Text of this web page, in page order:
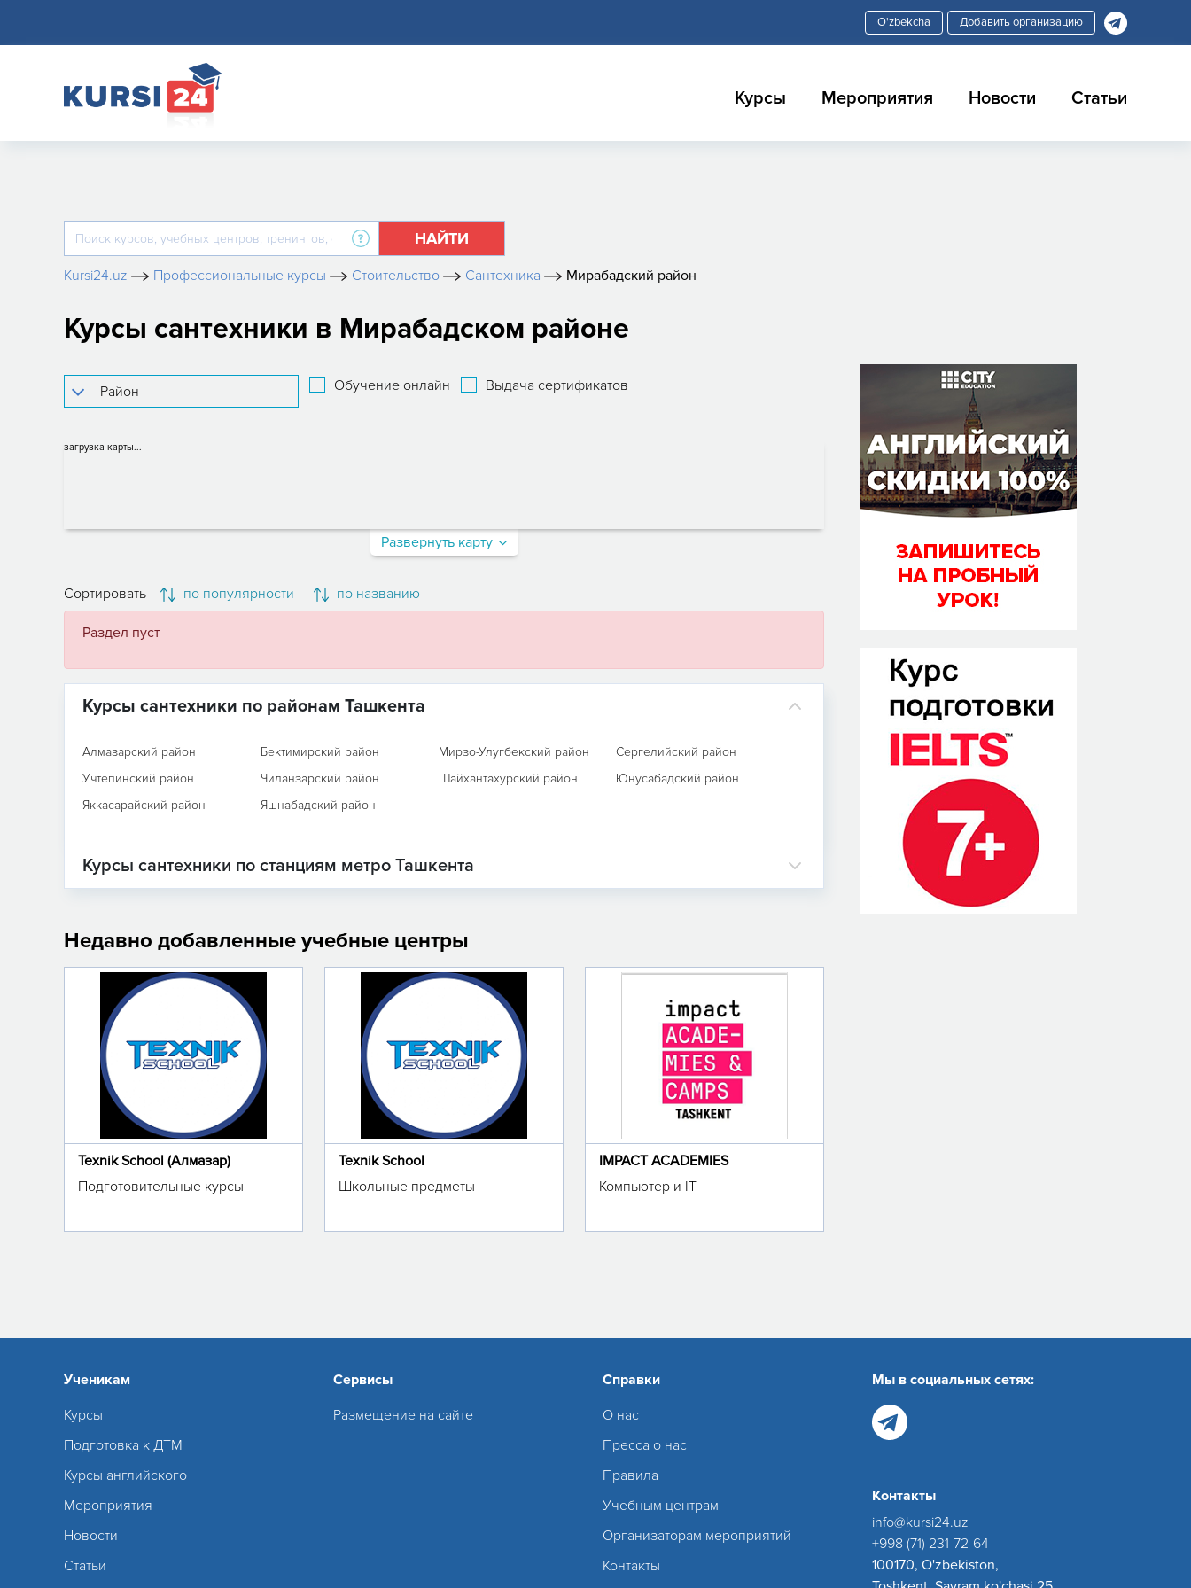
Добавить организацию
Курсы Мероприятия Новости Статьи
Kursi24.uz Профессиональные курсы Стоительство Сантехника Мирабадский район
НАЙТИ
Курсы сантехники в Мирабадском районе
Обучение онлайн Выдача сертификатов
загрузка карты...
Развернуть карту
Сортировать по популярности по названию
Раздел пуст
Курсы сантехники по районам Ташкента
Алмазарский район Бектимирский район Мирзо-Улугбекский район
Сергелийский район
Учтепинский район
Чиланзарский район Шайхантахурский район
Юнусабадский район
Яккасарайский район
Яшнабадский район
Курсы сантехники по станциям метро Ташкента
Недавно добавленные учебные центры
Texnik School (Алмазар)
Подготовительные курсы
Texnik School
Школьные предметы
IMPACT ACADEMIES
Компьютер и IT
Ученикам
Курсы
Подготовка к ДТМ
Курсы английского
Мероприятия
Новости
Статьи
Сервисы
Размещение на сайте
Справки
О нас
Пресса о нас
Правила
Учебным центрам
Организаторам мероприятий
Контакты
Мы в социальных сетях:
Контакты
info@kursi24.uz
+998 (71) 231-72-64
100170, O'zbekiston,